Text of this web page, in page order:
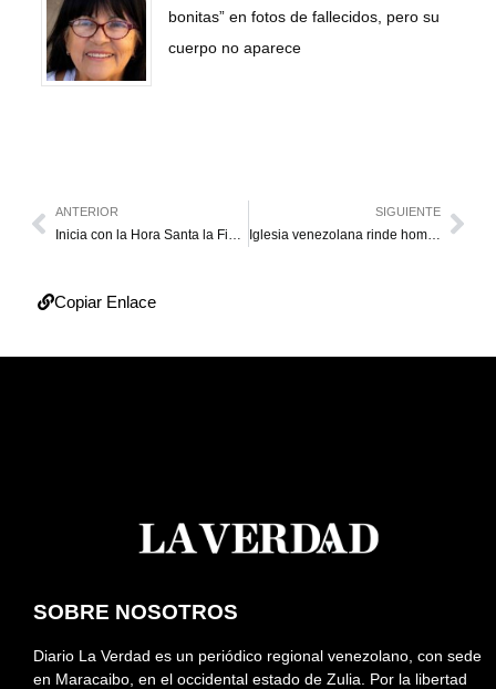
bonitas” en fotos de fallecidos, pero su
cuerpo no aparece
ANTERIOR SIGUIENTE
Iglesia venezolana rinde homenaje al papa Francisco en el Teresa Carreño
Copiar Enlace
SOBRE NOSOTROS
Diario La Verdad es un periódico regional venezolano, con sede
en Maracaibo, en el occidental estado de Zulia. Por la libertad